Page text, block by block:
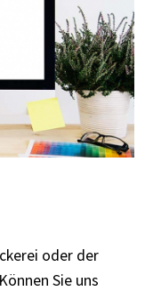
oder der
Sie uns